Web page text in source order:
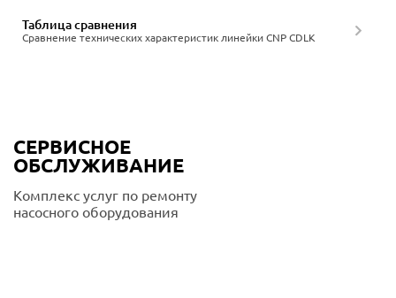
Сравнение технических характеристик линейки CNP CDLK
Таблица сравнения
СЕРВИСНОЕ
ОБСЛУЖИВАНИЕ
Комплекс услуг по ремонту
насосного оборудования